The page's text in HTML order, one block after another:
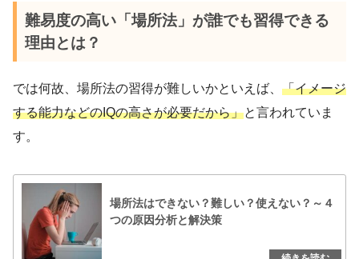
難易度の高い「場所法」が誰でも習得できる
理由とは？
では何故、場所法の習得が難しいかといえば、 「イメージ
する能力などのIQの高さが必要だから」と言われていま
す。
場所法はできない？難しい？使えない？～４
つの原因分析と解決策